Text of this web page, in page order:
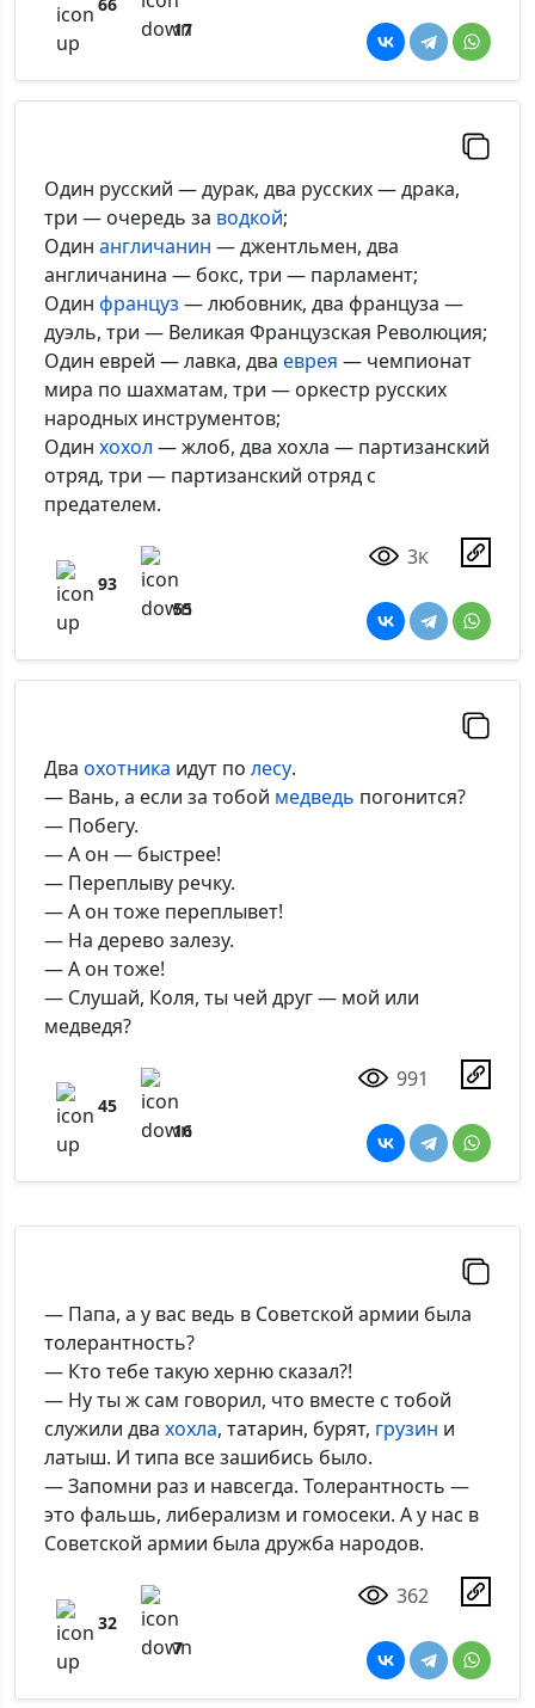
17
Один русский — дурак, два русских — драка,
три — очередь за водкой;
Один англичанин — джентльмен, два
англичанина — бокс, три — парламент;
Один француз — любовник, два француза —
дуэль, три — Великая Французская Революция;
Один еврей — лавка, два еврея — чемпионат
мира по шахматам, три — оркестр русских
народных инструментов;
Один хохол — жлоб, два хохла — партизанский
отряд, три — партизанский отряд с
предателем.
93
55
3K
Два охотника идут по лесу.
— Вань, а если за тобой медведь погонится?
— Побегу.
— А он — быстрее!
— Переплыву речку.
— А он тоже переплывет!
— На дерево залезу.
— А он тоже!
— Слушай, Коля, ты чей друг — мой или
медведя?
45
16
991
— Папа, а у вас ведь в Советской армии была
толерантность?
— Кто тебе такую херню сказал?!
— Ну ты ж сам говорил, что вместе с тобой
служили два хохла, татарин, бурят, грузин и
латыш. И типа все зашибись было.
— Запомни раз и навсегда. Толерантность —
это фальшь, либерализм и гомосеки. А у нас в
Советской армии была дружба народов.
32
7
362